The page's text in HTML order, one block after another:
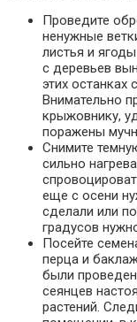
Проведите
ненужные
листья и
с деревьев
этих останках
Внимательно
крыжовнику,
поражены
Снимите
сильно
еще с осени
сделали или
градусов
Посейте
перца и
были
сеянцев
растений.